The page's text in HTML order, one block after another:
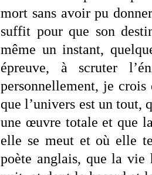
mort sans avoir pu
suffit pour que son
même un instant,
épreuve, à scruter
personnellement, je
que l’univers est un tout,
une œuvre totale et que
elle se meut et où elle
poète anglais, que la